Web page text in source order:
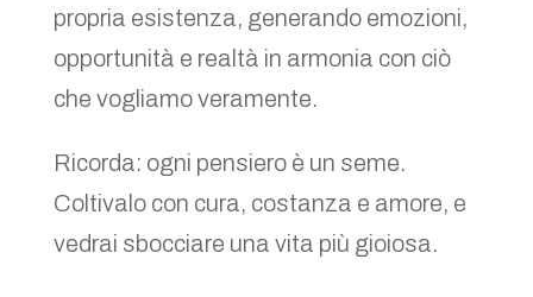
propria esistenza, generando emozioni,
opportunità e realtà in armonia con ciò
che vogliamo veramente.
Ricorda: ogni pensiero è un seme.
Coltivalo con cura, costanza e amore, e
vedrai sbocciare una vita più gioiosa.